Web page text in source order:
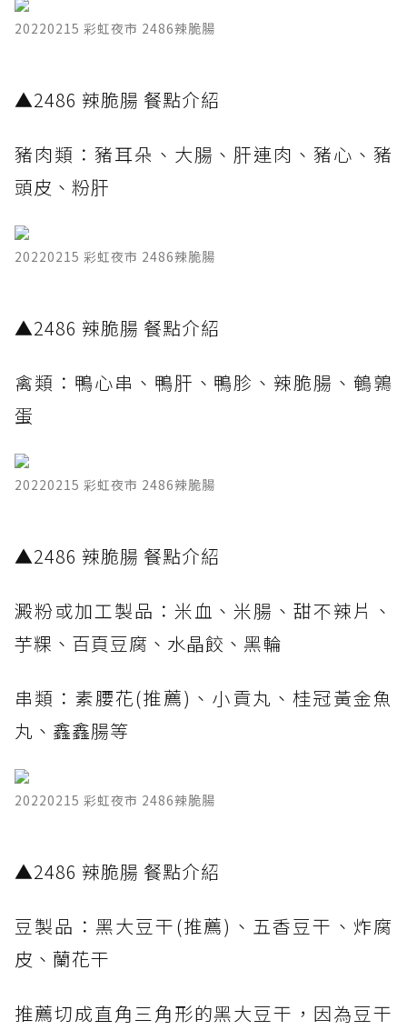
20220215 彩虹夜市 2486辣脆腸
​▲2486 辣脆腸 餐點介紹
豬肉類：豬耳朵、大腸、肝連肉、豬心、豬
頭皮、粉肝
20220215 彩虹夜市 2486辣脆腸
​▲2486 辣脆腸 餐點介紹
禽類：鴨心串、鴨肝、鴨胗、辣脆腸、鵪鶉
蛋
20220215 彩虹夜市 2486辣脆腸
​▲2486 辣脆腸 餐點介紹
澱粉或加工製品：米血、米腸、甜不辣片、
芋粿、百頁豆腐、水晶餃、黑輪
串類：素腰花(推薦)、小貢丸、桂冠黃金魚
丸、鑫鑫腸等
20220215 彩虹夜市 2486辣脆腸
​▲2486 辣脆腸 餐點介紹
豆製品：黑大豆干(推薦)、五香豆干、炸腐
皮、蘭花干
推薦切成直角三角形的黑大豆干，因為豆干